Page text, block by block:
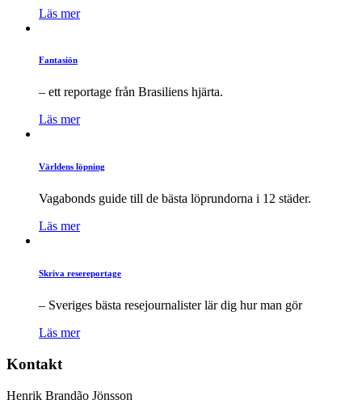
Läs mer
Fantasiön
– ett reportage från Brasiliens hjärta.
Läs mer
Världens löpning
Vagabonds guide till de bästa löprundorna i 12 städer.
Läs mer
Skriva resereportage
– Sveriges bästa resejournalister lär dig hur man gör
Läs mer
Kontakt
Henrik Brandão Jönsson